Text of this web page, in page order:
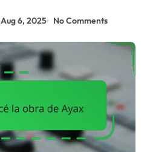
Aug 6, 2025 No Comments